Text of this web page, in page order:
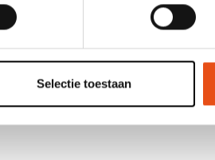
Selectie toestaan
gedachten